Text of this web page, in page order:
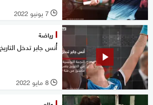
l 7 يونيو 2022
رياضة
أُنس جابر تدخل التاريخ
l 8 مايو 2022